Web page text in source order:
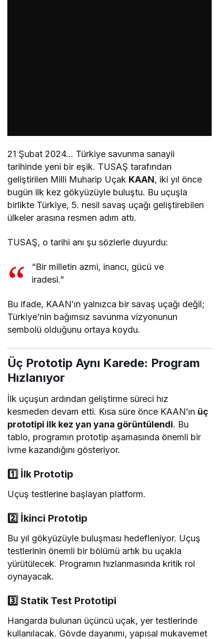
21 Şubat 2024… Türkiye savunma sanayii
tarihinde yeni bir eşik. TUSAŞ tarafından
geliştirilen Milli Muharip Uçak KAAN, iki yıl önce
bugün ilk kez gökyüzüyle buluştu. Bu uçuşla
birlikte Türkiye, 5. nesil savaş uçağı geliştirebilen
ülkeler arasına resmen adım attı.
TUSAŞ, o tarihi anı şu sözlerle duyurdu:
“Bir milletin azmi, inancı, gücü ve
iradesi.”
Bu ifade, KAAN’ın yalnızca bir savaş uçağı değil;
Türkiye’nin bağımsız savunma vizyonunun
sembolü olduğunu ortaya koydu.
Üç Prototip Aynı Karede: Program
Hızlanıyor
İlk uçuşun ardından geliştirme süreci hız
kesmeden devam etti. Kısa süre önce KAAN’ın üç
prototipi ilk kez yan yana görüntülendi. Bu
tablo, programın prototip aşamasında önemli bir
ivme kazandığını gösteriyor.
1️⃣ İlk Prototip
Uçuş testlerine başlayan platform.
2️⃣ İkinci Prototip
Bu yıl gökyüzüyle buluşması hedefleniyor. Uçuş
testlerinin önemli bir bölümü artık bu uçakla
yürütülecek. Programın hızlanmasında kritik rol
oynayacak.
3️⃣ Statik Test Prototipi
Hangarda bulunan üçüncü uçak, yer testlerinde
kullanılacak. Gövde dayanımı, yapısal mukavemet